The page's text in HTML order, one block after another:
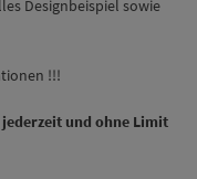
Designbeispiel sowie
!!!
und ohne Limit